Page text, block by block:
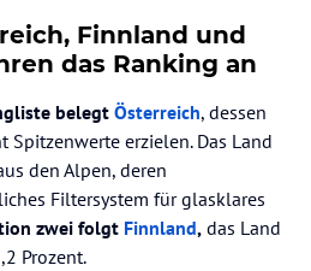
Finnland und
das Ranking an
belegt Österreich, dessen
Spitzenwerte erzielen. Das Land
den Alpen, deren
Filtersystem für glasklares
zwei folgt Finnland, das Land
Prozent.